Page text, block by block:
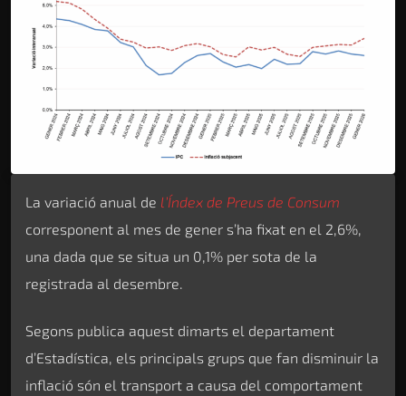
La variació anual de l’Índex de Preus de Consum
corresponent al mes de gener s’ha fixat en el 2,6%,
una dada que se situa un 0,1% per sota de la
registrada al desembre.
Segons publica aquest dimarts el departament
d’Estadística, els principals grups que fan disminuir la
inflació són el transport a causa del comportament